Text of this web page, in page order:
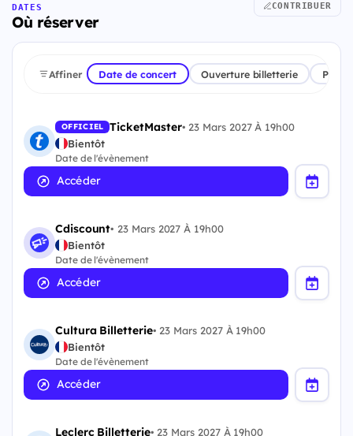
DATES
Où réserver
CONTRIBUER
Affiner Date de concert Ouverture billetterie
OFFICIEL TicketMaster• 23 Mars 2027 À 19h00
Bientôt
Date de l'évènement
Accéder
Cdiscount• 23 Mars 2027 À 19h00
Bientôt
Date de l'évènement
Accéder
Cultura Billetterie• 23 Mars 2027 À 19h00
Bientôt
Date de l'évènement
Accéder
Leclerc Billetterie• 23 Mars 2027 À 19h00